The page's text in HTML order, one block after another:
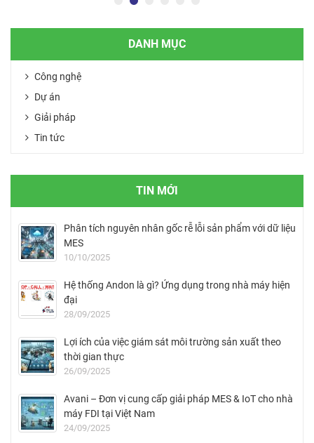
DANH MỤC
Công nghệ
Dự án
Giải pháp
Tin tức
TIN MỚI
Phân tích nguyên nhân gốc rễ lỗi sản phẩm với dữ liệu
MES
10/10/2025
Hệ thống Andon là gì? Ứng dụng trong nhà máy hiện
đại
28/09/2025
Lợi ích của việc giám sát môi trường sản xuất theo
thời gian thực
26/09/2025
Avani – Đơn vị cung cấp giải pháp MES & IoT cho nhà
máy FDI tại Việt Nam
24/09/2025